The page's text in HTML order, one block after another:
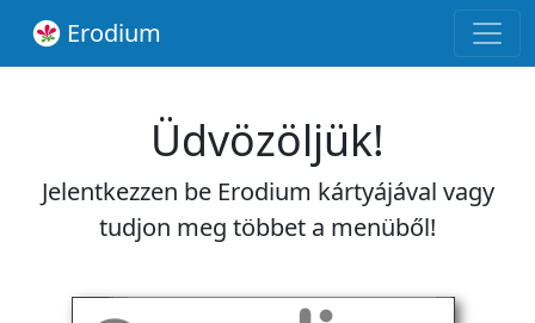
Erodium
Üdvözöljük!
Jelentkezzen be Erodium kártyájával vagy
tudjon meg többet a menüből!